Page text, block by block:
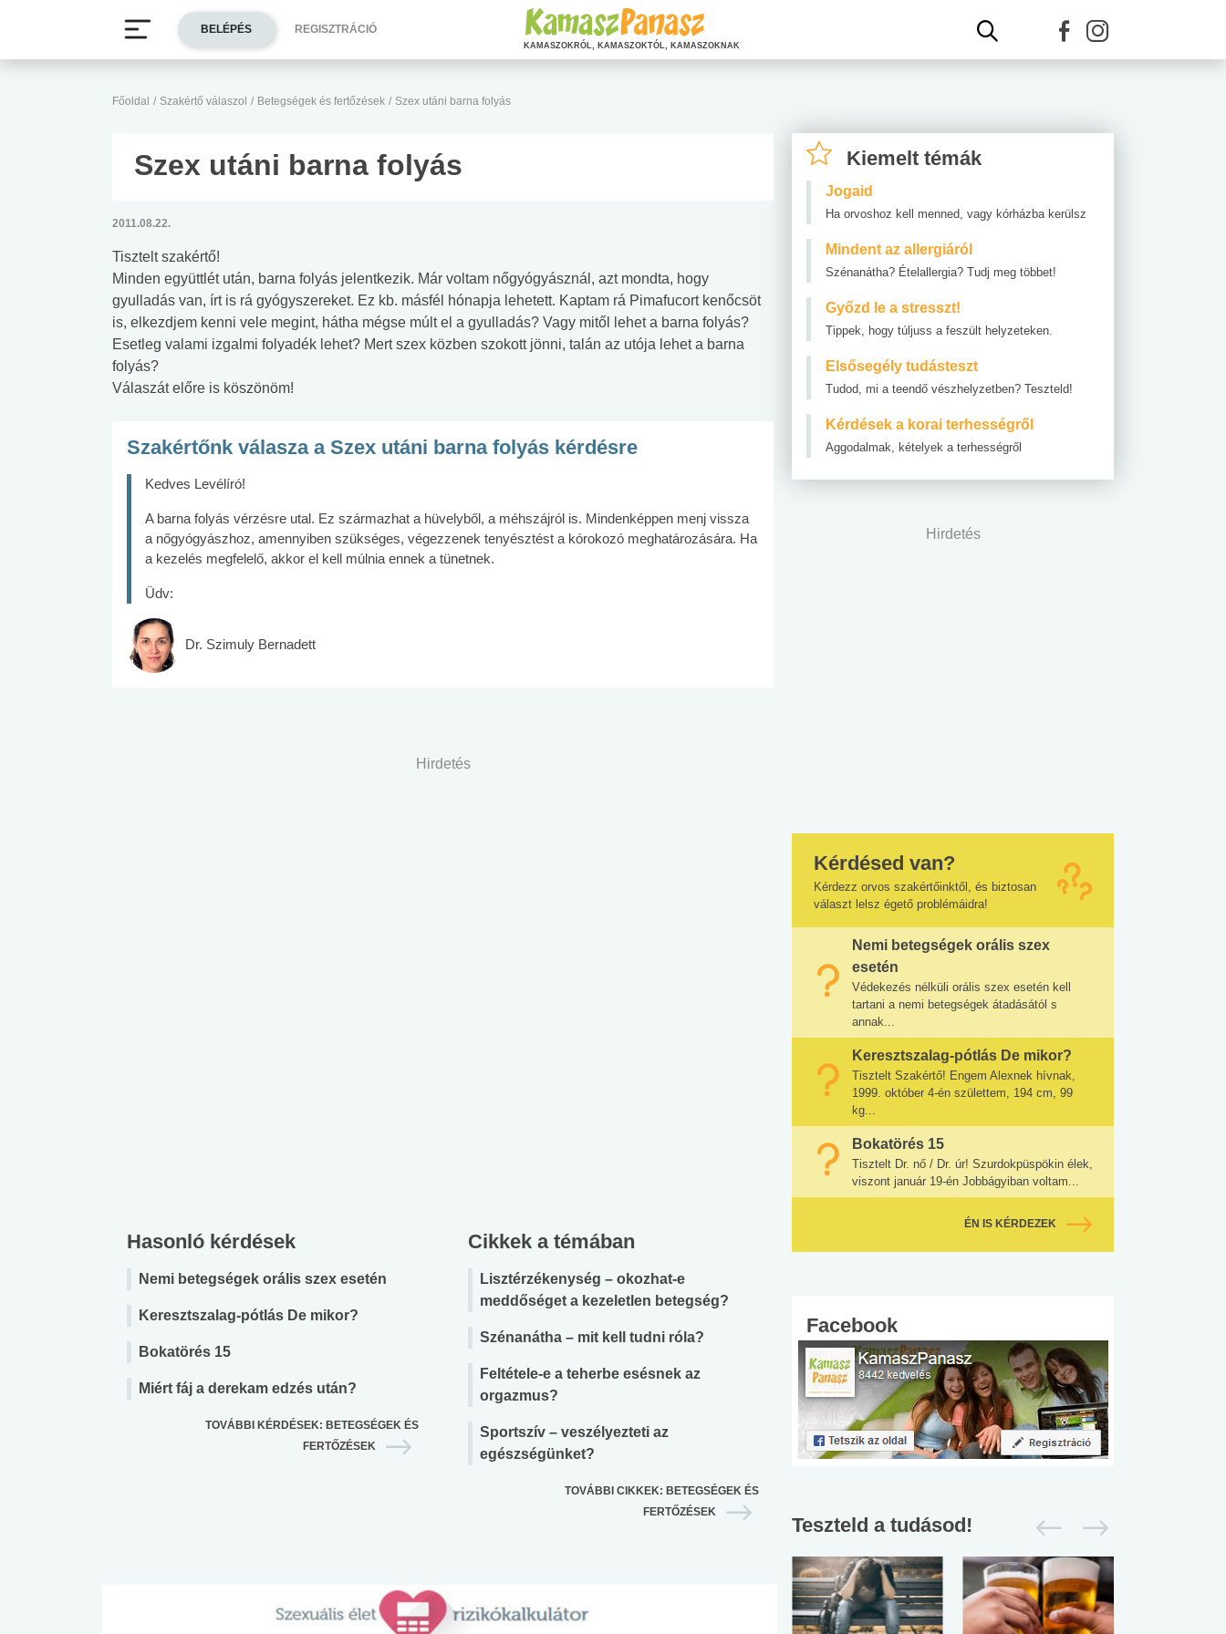
Főoldal / Szakértő válaszol / Betegségek és fertőzések / Szex utáni barna folyás
Szex utáni barna folyás
2011.08.22.
Tisztelt szakértő!
Minden együttlét után, barna folyás jelentkezik. Már voltam nőgyógyásznál, azt mondta, hogy
gyulladás van, írt is rá gyógyszereket. Ez kb. másfél hónapja lehetett. Kaptam rá Pimafucort kenőcsöt
is, elkezdjem kenni vele megint, hátha mégse múlt el a gyulladás? Vagy mitől lehet a barna folyás?
Esetleg valami izgalmi folyadék lehet? Mert szex közben szokott jönni, talán az utója lehet a barna
folyás?
Válaszát előre is köszönöm!
Szakértőnk válasza a Szex utáni barna folyás kérdésre
Kedves Levélíró!
A barna folyás vérzésre utal. Ez származhat a hüvelyből, a méhszájról is. Mindenképpen menj vissza
a nőgyógyászhoz, amennyiben szükséges, végezzenek tenyésztést a kórokozó meghatározására. Ha
a kezelés megfelelő, akkor el kell múlnia ennek a tünetnek.
Üdv:
Dr. Szimuly Bernadett
Hirdetés
Hasonló kérdések
Nemi betegségek orális szex esetén
Keresztszalag-pótlás De mikor?
Bokatörés 15
Miért fáj a derekam edzés után?
TOVÁBBI KÉRDÉSEK: BETEGSÉGEK ÉS
FERTŐZÉSEK
Cikkek a témában
Lisztérzékenység – okozhat-e
meddőséget a kezeletlen betegség?
Szénanátha – mit kell tudni róla?
Feltétele-e a teherbe esésnek az
orgazmus?
Sportszív – veszélyezteti az
egészségünket?
TOVÁBBI CIKKEK: BETEGSÉGEK ÉS
FERTŐZÉSEK
Kiemelt témák
Jogaid
Ha orvoshoz kell menned, vagy kórházba kerülsz
Mindent az allergiáról
Szénanátha? Ételallergia? Tudj meg többet!
Győzd le a stresszt!
Tippek, hogy túljuss a feszült helyzeteken.
Elsősegély tudásteszt
Tudod, mi a teendő vészhelyzetben? Teszteld!
Kérdések a korai terhességről
Aggodalmak, kételyek a terhességről
Hirdetés
Kérdésed van?
Kérdezz orvos szakértőinktől, és biztosan
választ lelsz égető problémáidra!
Nemi betegségek orális szex
esetén
Védekezés nélküli orális szex esetén kell
tartani a nemi betegségek átadásától s
annak...
Keresztszalag-pótlás De mikor?
Tisztelt Szakértő! Engem Alexnek hívnak,
1999. október 4-én születtem, 194 cm, 99
kg...
Bokatörés 15
Tisztelt Dr. nő / Dr. úr! Szurdokpüspökin élek,
viszont január 19-én Jobbágyiban voltam...
ÉN IS KÉRDEZEK
Facebook
Teszteld a tudásod!
BELÉPÉS REGISZTRÁCIÓ
KAMASZOKRÓL, KAMASZOKTÓL, KAMASZOKNAK